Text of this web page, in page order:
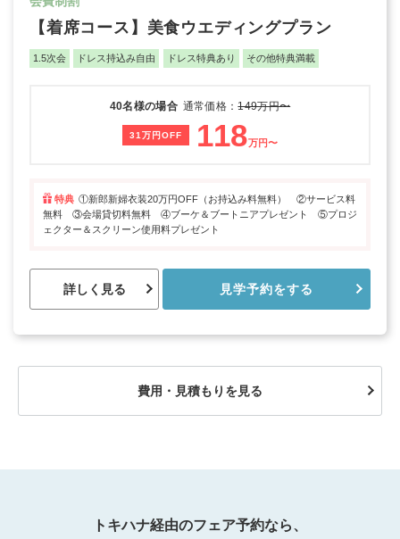
【着席コース】美食ウエディングプラン
1.5次会 ドレス持込み自由 ドレス特典あり その他特典満載
40名様の場合 通常価格：149万円〜
31万円OFF 118万円〜
特典 ①新郎新婦衣装20万円OFF（お持込み料無料） ②サービス料
無料 ③会場貸切料無料 ④ブーケ＆ブートニアプレゼント ⑤プロジ
ェクター＆スクリーン使用料プレゼント
詳しく見る 見学予約をする
費用・見積もりを見る
トキハナ経由のフェア予約なら、